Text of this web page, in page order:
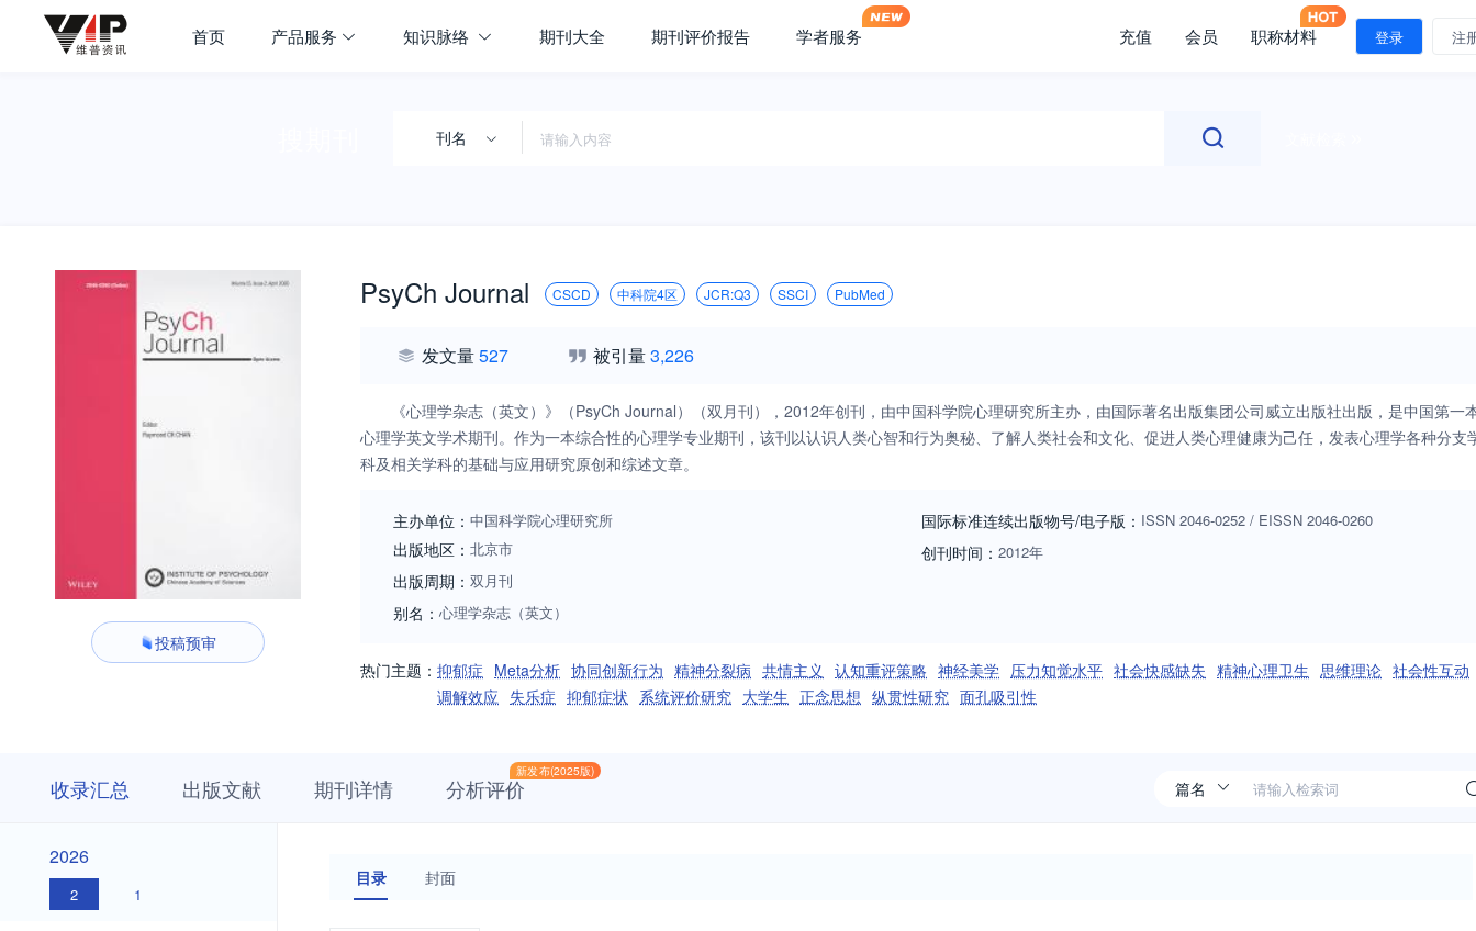
首页 产品服务 知识脉络 期刊大全 期刊评价报告 学者服务 充值 会员 职称材料 登录 注
刊名
投稿预审
PsyCh Journal CSCD 中科院4区 JCR:Q3 SSCI PubMed
发文量527 被引量3,226
《心理学杂志（英文）》（PsyCh Journal）（双月刊），2012年创刊，由中国科学院心理研究所主办，由国际著名出版集团公司威立出版社出版，是中国第一
心理学英文学术期刊。作为一本综合性的心理学专业期刊，该刊以认识人类心智和行为奥秘、了解人类社会和文化、促进人类心理健康为己任，发表心理学各种分支
科及相关学科的基础与应用研究原创和综述文章。
主办单位： 中国科学院心理研究所
出版地区： 北京市
出版周期： 双月刊
别名： 心理学杂志（英文）
国际标准连续出版物号/电子版 ： ISSN 2046-0252 / EISSN 2046-0260
创刊时间： 2012年
热门主题： 抑郁症 Meta分析 协同创新行为 精神分裂病 共情主义 认知重评策略 神经美学 压力知觉水平 社会快感缺失 精神心理卫生 思维理论 社会性互动
调解效应 失乐症 抑郁症状 系统评价研究 大学生 正念思想 纵贯性研究 面孔吸引性
收录汇总 出版文献 期刊详情
新发布(2025版)
分析评价
2026
2026
2 1
目录 封面